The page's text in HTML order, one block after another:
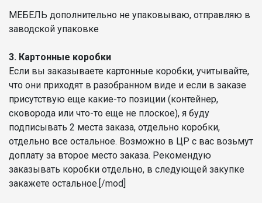
МЕБЕЛЬ дополнительно не упаковываю, отправляю в
заводской упаковке
3. Картонные коробки
Если вы заказываете картонные коробки, учитывайте,
что они приходят в разобранном виде и если в заказе
присутствую еще какие-то позиции (контейнер,
сковорода или что-то еще не плоское), я буду
подписывать 2 места заказа, отдельно коробки,
отдельно все остальное. Возможно в ЦР с вас возьмут
доплату за второе место заказа. Рекомендую
заказывать коробки отдельно, в следующей закупке
закажете остальное.[/mod]